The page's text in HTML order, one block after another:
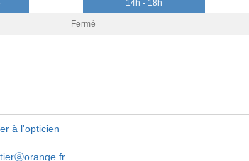
14h - 18h
Fermé
à l'opticien